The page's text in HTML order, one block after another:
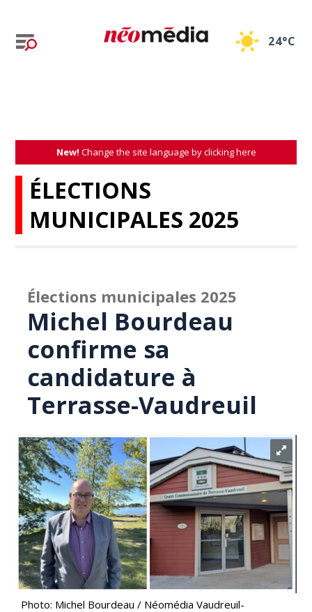
24°C
New! Change the site language by clicking here
ÉLECTIONS
MUNICIPALES 2025
Élections municipales 2025
Michel Bourdeau
confirme sa
candidature à
Terrasse-Vaudreuil
Photo: Michel Bourdeau / Néomédia Vaudreuil-